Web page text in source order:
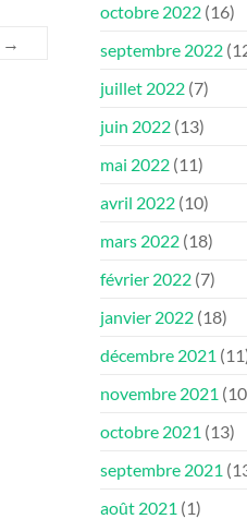
→
octobre 2022 (16)
septembre 2022
juillet 2022 (7)
juin 2022 (13)
mai 2022 (11)
avril 2022 (10)
mars 2022 (18)
février 2022 (7)
janvier 2022 (18)
décembre 2021
novembre 2021
octobre 2021 (13)
septembre 2021
août 2021 (1)